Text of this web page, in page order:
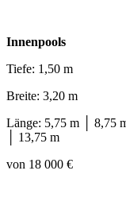
Innenpools
Tiefe: 1,50 m
Breite: 3,20 m
Länge: 5,75 m │ 8,75
│ 13,75 m
von 18 000 €